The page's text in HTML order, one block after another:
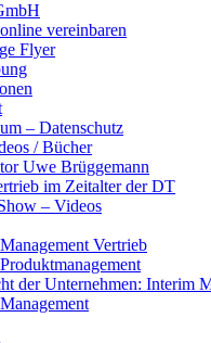
vereinbaren
Flyer
– Datenschutz
/ Bücher
Uwe Brüggemann
im Zeitalter der DT
– Videos
Vertrieb
der Unternehmen: Interim